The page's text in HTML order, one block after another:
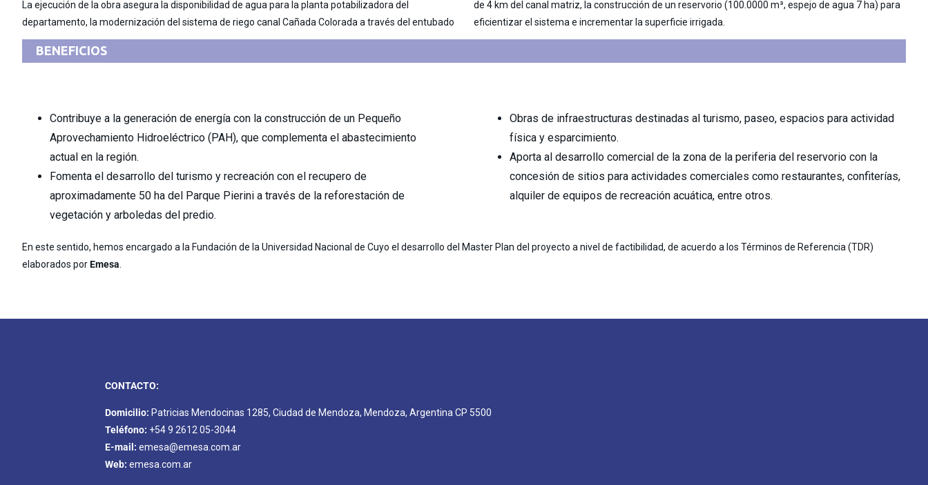
La ejecución de la obra asegura la disponibilidad de agua para la planta potabilizadora del
departamento, la modernización del sistema de riego canal Cañada Colorada a través del entubado
de 4 km del canal matriz, la construcción de un reservorio (100.0000 m³, espejo de agua 7 ha) para
eficientizar el sistema e incrementar la superficie irrigada.
BENEFICIOS
Contribuye a la generación de energía con la construcción de un Pequeño
Aprovechamiento Hidroeléctrico (PAH), que complementa el abastecimiento
actual en la región.
Fomenta el desarrollo del turismo y recreación con el recupero de
aproximadamente 50 ha del Parque Pierini a través de la reforestación de
vegetación y arboledas del predio.
Obras de infraestructuras destinadas al turismo, paseo, espacios para actividad
física y esparcimiento.
Aporta al desarrollo comercial de la zona de la periferia del reservorio con la
concesión de sitios para actividades comerciales como restaurantes, confiterías,
alquiler de equipos de recreación acuática, entre otros.
En este sentido, hemos encargado a la Fundación de la Universidad Nacional de Cuyo el desarrollo del Master Plan del proyecto a nivel de factibilidad, de acuerdo a los Términos de Referencia (TDR)
elaborados porEmesa
CONTACTO:
Domicilio: Patricias Mendocinas 1285, Ciudad de Mendoza, Mendoza, Argentina CP 5500
Teléfono: +54 9 2612 05-3044
E-mail: emesa@emesa.com.ar
Web: emesa.com.ar